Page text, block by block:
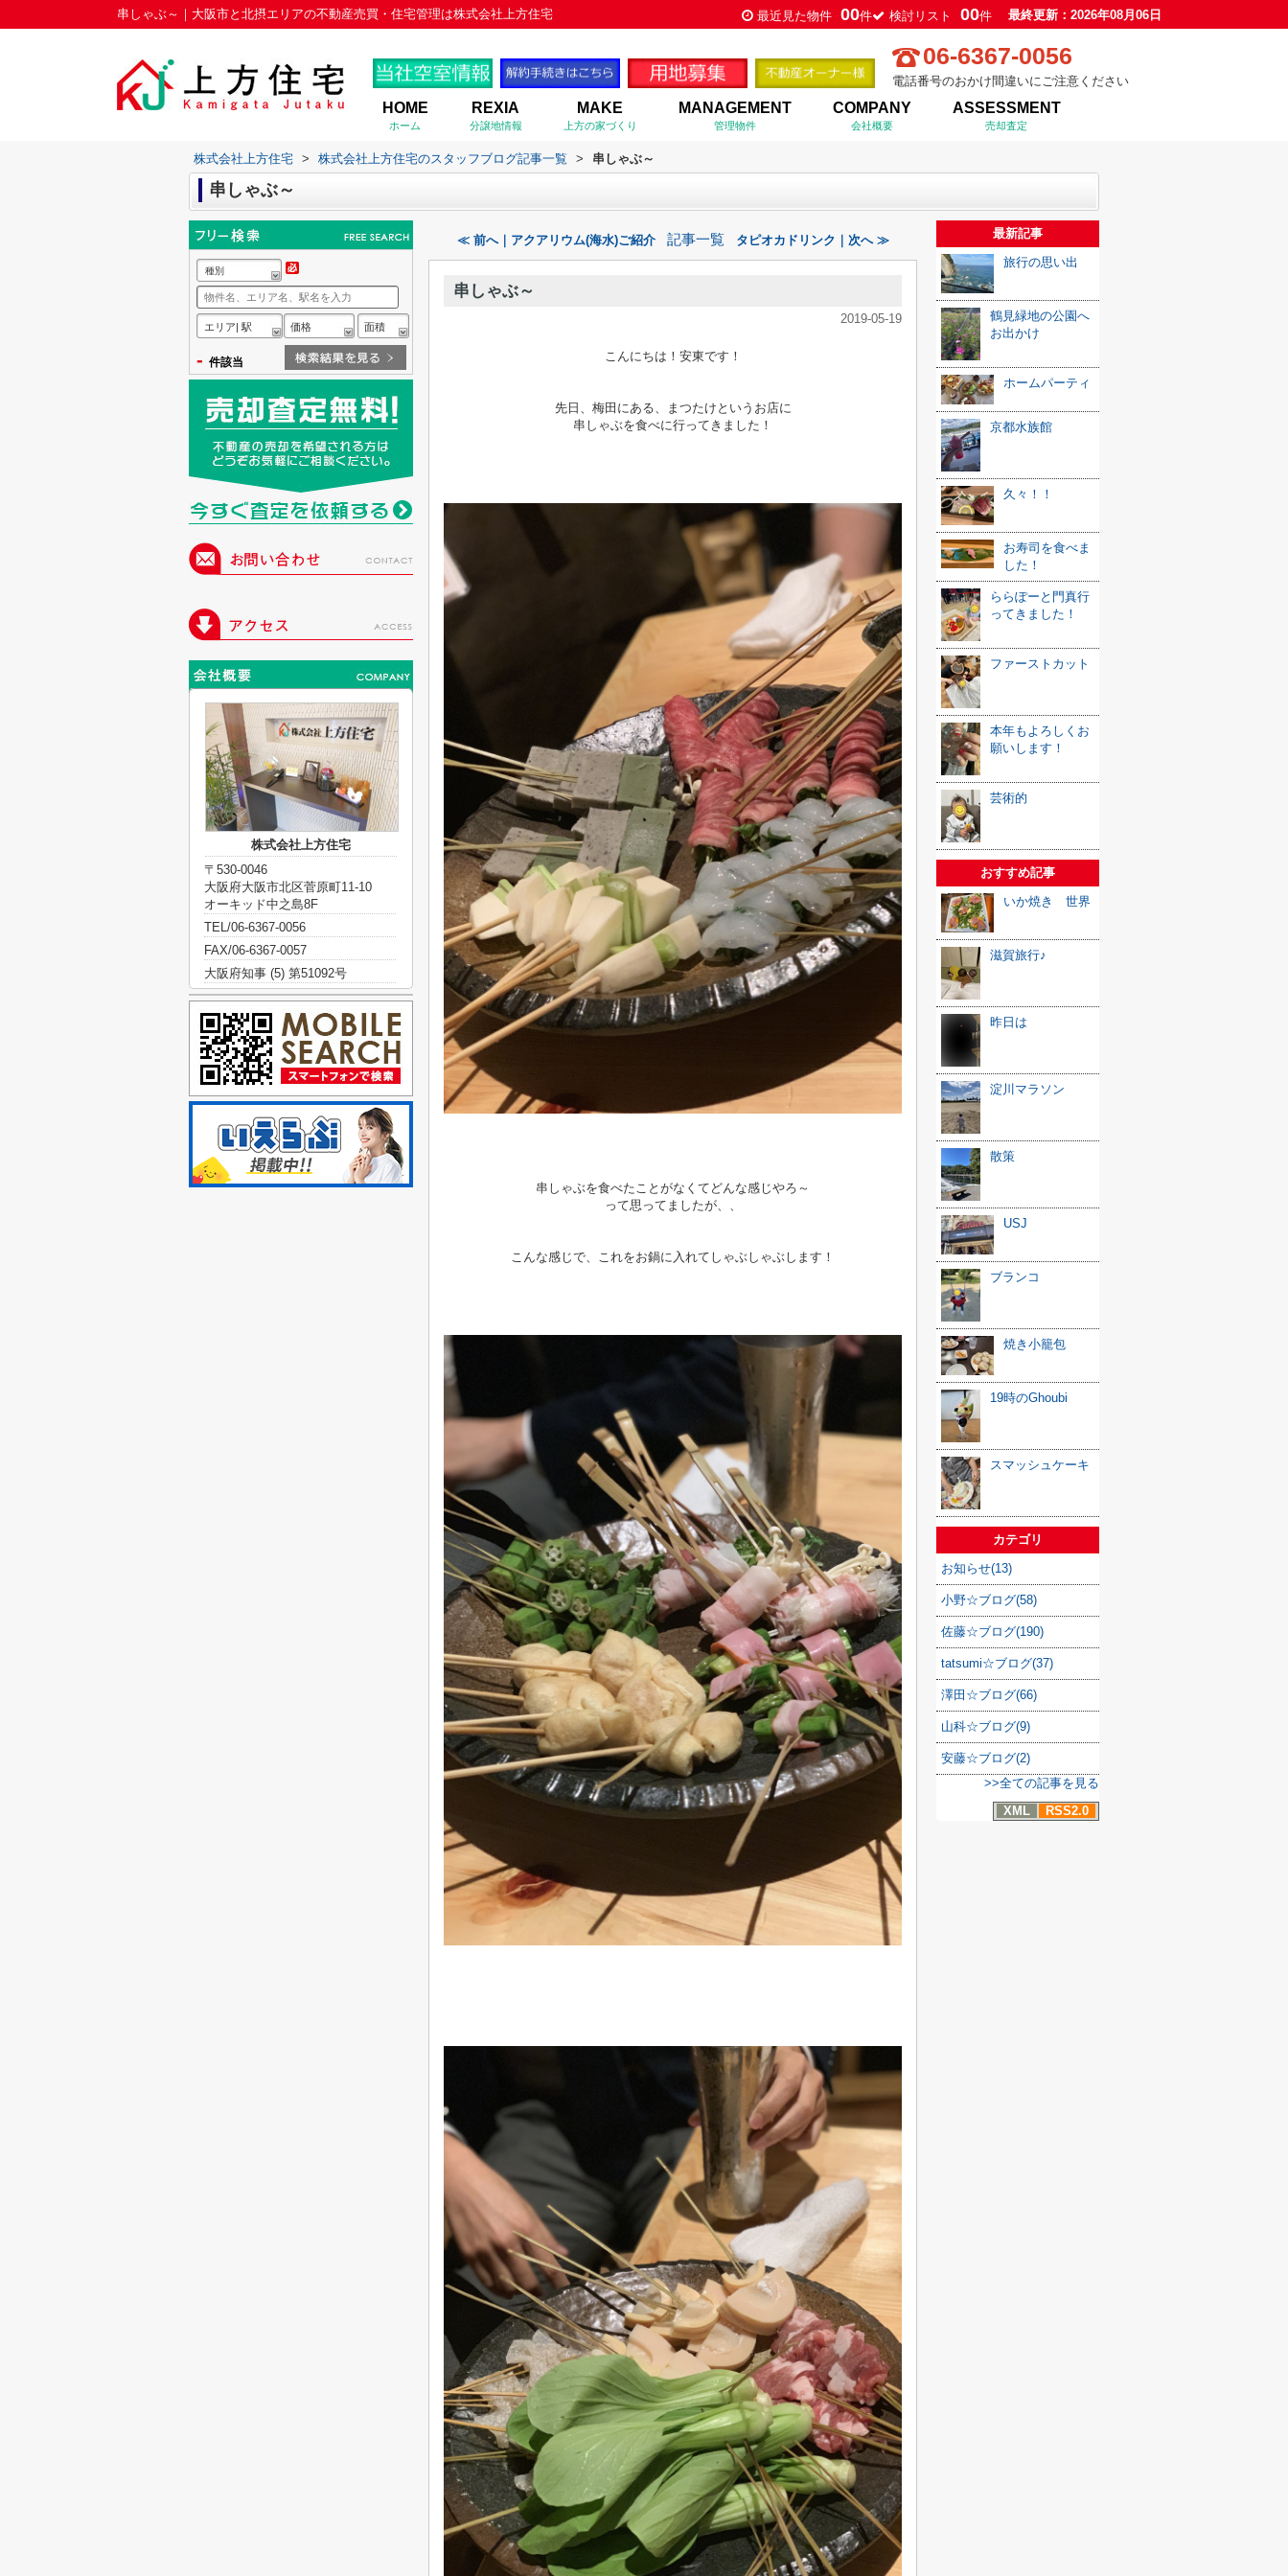
串しゃぶ～｜大阪市と北摂エリアの不動産売買・住宅管理は株式会社上方住宅 最近見た物件 00件 検討リスト 00件 最終更新：2026年08月06日
06-6367-0056
電話番号のおかけ間違いにご注意ください
HOME
ホーム
REXIA
分譲地情報
MAKE
上方の家づくり
MANAGEMENT
管理物件
COMPANY
会社概要
ASSESSMENT
売却査定
株式会社上方住宅 > 株式会社上方住宅のスタッフブログ記事一覧 > 串しゃぶ～
串しゃぶ～
≪ 前へ｜アクアリウム(海水)ご紹介 記事一覧 タピオカドリンク｜次へ ≫
串しゃぶ～
2019-05-19
こんにちは！安東です！
先日、梅田にある、まつたけというお店に
串しゃぶを食べに行ってきました！
串しゃぶを食べたことがなくてどんな感じやろ～
って思ってましたが、、
こんな感じで、これをお鍋に入れてしゃぶしゃぶします！
最新記事
旅行の思い出
鶴見緑地の公園へ
お出かけ
ホームパーティ
京都水族館
久々！！
お寿司を食べま
した！
ららぽーと門真行
ってきました！
ファーストカット
本年もよろしくお
願いします！
芸術的
おすすめ記事
いか焼き 世界
滋賀旅行♪
昨日は
淀川マラソン
散策
USJ
ブランコ
焼き小籠包
19時のGhoubi
スマッシュケーキ
カテゴリ
お知らせ(13)
小野☆ブログ(58)
佐藤☆ブログ(190)
tatsumi☆ブログ(37)
澤田☆ブログ(66)
山科☆ブログ(9)
安藤☆ブログ(2)
>>全ての記事を見る
XML
RSS2.0
種別
エリア| 駅 価格 面積
- 件該当
株式会社上方住宅
〒530-0046
大阪府大阪市北区菅原町11-10
オーキッド中之島8F
TEL/06-6367-0056
FAX/06-6367-0057
大阪府知事 (5) 第51092号